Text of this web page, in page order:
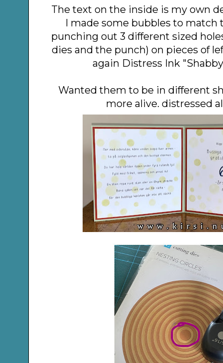
The text on the inside is my own
I made some bubbles to match
punching out 3 different sized
dies and the punch) on pieces of
again Distress Ink
Wanted them to be in different
more alive. distressed